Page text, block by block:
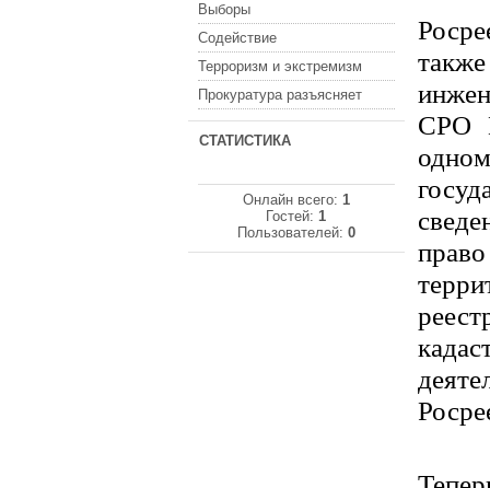
Выборы
Содействие
Терроризм и экстремизм
Прокуратура разъясняет
СТАТИСТИКА
Онлайн всего: 1
Гостей:1
Пользователей: 0
СРО